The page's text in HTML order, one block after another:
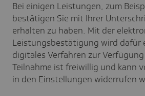
Bei einigen Leistungen, zum
bestätigen Sie mit Ihrer
erhalten zu haben. Mit der
Leistungsbestätigung wird dafür
digitales Verfahren zur
Teilnahme ist freiwillig und kann
in den Einstellungen widerrufen